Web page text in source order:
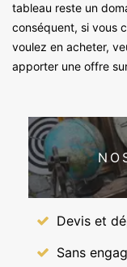
tableau reste un
conséquent, si vous
voulez en acheter,
apporter une offre
Devis et
Sans